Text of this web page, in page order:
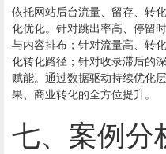
依托网站后台流量、留存、转
化优化。针对跳出率高、停留
与内容排布；针对流量高、转
化转化路径；针对收录滞后的
赋能。通过数据驱动持续优化
果、商业转化的全方位提升。
七、案例分